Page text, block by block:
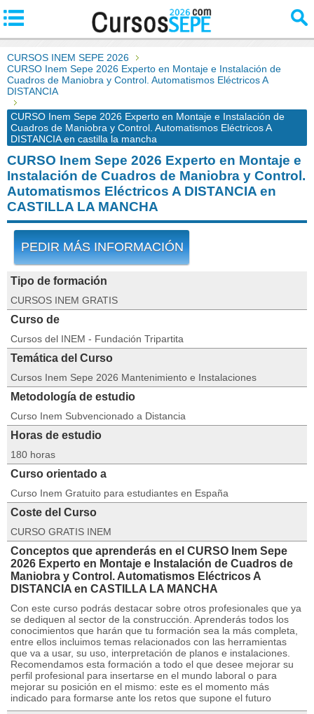
CURSOS INEM SEPE 2026
CURSO Inem Sepe 2026 Experto en Montaje e Instalación de
Cuadros de Maniobra y Control. Automatismos Eléctricos A
DISTANCIA
CURSO Inem Sepe 2026 Experto en Montaje e Instalación de
Cuadros de Maniobra y Control. Automatismos Eléctricos A
DISTANCIA en castilla la mancha
CURSO Inem Sepe 2026 Experto en Montaje e
Instalación de Cuadros de Maniobra y Control.
Automatismos Eléctricos A DISTANCIA en
CASTILLA LA MANCHA
PEDIR MÁS INFORMACIÓN
Tipo de formación
CURSOS INEM GRATIS
Curso de
Cursos del INEM - Fundación Tripartita
Temática del Curso
Cursos Inem Sepe 2026 Mantenimiento e Instalaciones
Metodología de estudio
Curso Inem Subvencionado a Distancia
Horas de estudio
180 horas
Curso orientado a
Curso Inem Gratuito para estudiantes en España
Coste del Curso
CURSO GRATIS INEM
Conceptos que aprenderás en el CURSO Inem Sepe
2026 Experto en Montaje e Instalación de Cuadros de
Maniobra y Control. Automatismos Eléctricos A
DISTANCIA en CASTILLA LA MANCHA
Con este curso podrás destacar sobre otros profesionales que ya
se dediquen al sector de la construcción. Aprenderás todos los
conocimientos que harán que tu formación sea la más completa,
entre ellos incluimos temas relacionados con las herramientas
que va a usar, su uso, interpretación de planos e instalaciones.
Recomendamos esta formación a todo el que desee mejorar su
perfil profesional para insertarse en el mundo laboral o para
mejorar su posición en el mismo: este es el momento más
indicado para formarse ante los retos que supone el futuro